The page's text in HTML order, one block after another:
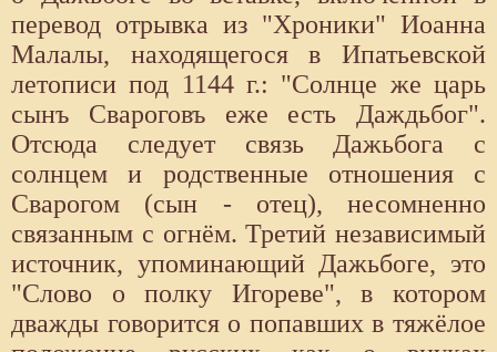
перевод отрывка из "Хроники" Иоанна
Малалы, находящегося в Ипатьевской
летописи под 1144 г.: "Солнце же царь
сынъ Свароговъ еже есть Даждьбог".
Отсюда следует связь Дажьбога с
солнцем и родственные отношения с
Сварогом (сын - отец), несомненно
связанным с огнём. Третий независимый
источник, упоминающий Дажьбоге, это
"Слово о полку Игореве", в котором
дважды говорится о попавших в тяжёлое